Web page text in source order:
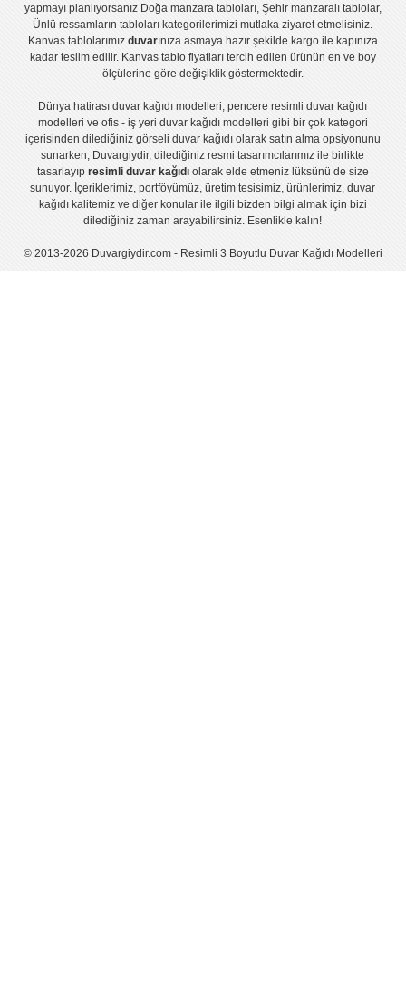
yapmayı planlıyorsanız Doğa manzara tabloları, Şehir manzaralı tablolar,
Ünlü ressamların tabloları kategorilerimizi mutlaka ziyaret etmelisiniz.
Kanvas tablolarımız duvarınıza asmaya hazır şekilde kargo ile kapınıza
kadar teslim edilir. Kanvas tablo fiyatlarıtercih edilen ürünün en ve boy
ölçülerine göre değişiklik göstermektedir.
Dünya hatirası duvar kağıdı modelleri,pencere resimli duvar kağıdı
modelleri ve ofis - iş yeri duvar kağıdı modelleri gibi bir çok kategori
içerisinden dilediğiniz görseli duvar kağıdı olarak satın alma opsiyonunu
sunarken; Duvargiydir, dilediğiniz resmi tasarımcılarımız ile birlikte
tasarlayıp resimli duvar kağıdıolarak elde etmeniz lüksünü de size
sunuyor. İçeriklerimiz, portföyümüz, üretim tesisimiz, ürünlerimiz, duvar
kağıdı kalitemiz ve diğer konular ile ilgili bizden bilgi almak için bizi
dilediğiniz zaman arayabilirsiniz. Esenlikle kalın!
© 2013-2026 Duvargiydir.com - Resimli 3 Boyutlu Duvar Kağıdı Modelleri